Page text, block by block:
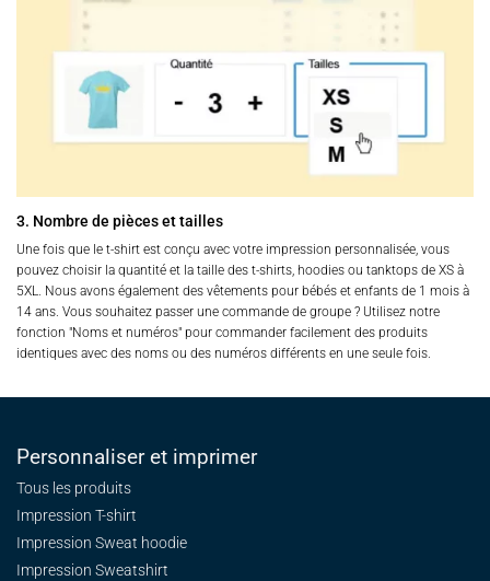
3. Nombre de pièces et tailles
Une fois que le t-shirt est conçu avec votre impression personnalisée, vous
pouvez choisir la quantité et la taille des t-shirts, hoodies ou tanktops de XS à
5XL. Nous avons également des vêtements pour bébés et enfants de 1 mois à
14 ans. Vous souhaitez passer une commande de groupe ? Utilisez notre
fonction "Noms et numéros" pour commander facilement des produits
identiques avec des noms ou des numéros différents en une seule fois.
Personnaliser et imprimer
Tous les produits
Impression T-shirt
Impression Sweat hoodie
Impression Sweatshirt